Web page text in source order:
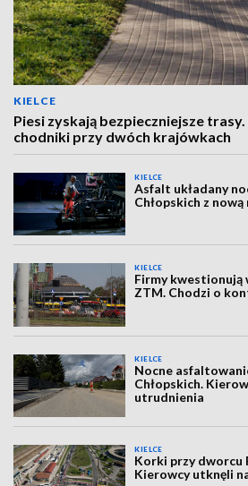
KIELCE
Piesi zyskają bezpieczniejsze
chodniki przy dwóch krajówkach
KIELCE
Asfalt układany
Chłopskich z
KIELCE
Firmy kwestionują
ZTM. Chodzi o
KIELCE
Nocne
Chłopskich.
utrudnienia
KIELCE
Korki przy dworcu
Kierowcy utknęli